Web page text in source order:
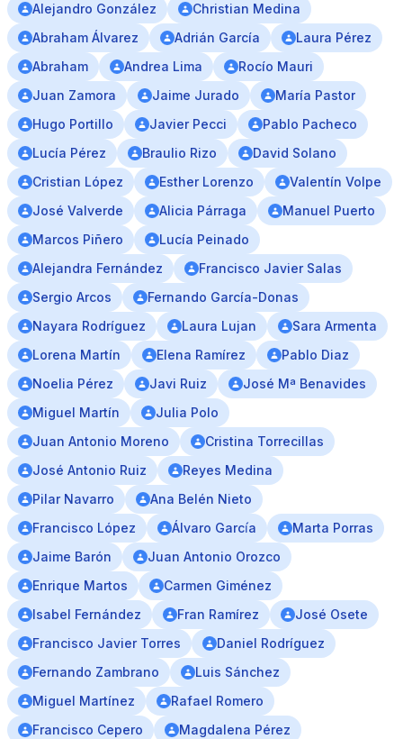
Alejandro González
Christian Medina
Abraham Álvarez
Adrián García
Laura Pérez
Abraham
Andrea Lima
Rocío Mauri
Juan Zamora
Jaime Jurado
María Pastor
Hugo Portillo
Javier Pecci
Pablo Pacheco
Lucía Pérez
Braulio Rizo
David Solano
Cristian López
Esther Lorenzo
Valentín Volpe
José Valverde
Alicia Párraga
Manuel Puerto
Marcos Piñero
Lucía Peinado
Alejandra Fernández
Francisco Javier Salas
Sergio Arcos
Fernando García-Donas
Nayara Rodríguez
Laura Lujan
Sara Armenta
Lorena Martín
Elena Ramírez
Pablo Diaz
Noelia Pérez
Javi Ruiz
José Mª Benavides
Miguel Martín
Julia Polo
Juan Antonio Moreno
Cristina Torrecillas
José Antonio Ruiz
Reyes Medina
Pilar Navarro
Ana Belén Nieto
Francisco López
Álvaro Garcı́a
Marta Porras
Jaime Barón
Juan Antonio Orozco
Enrique Martos
Carmen Giménez
Isabel Fernández
Fran Ramírez
José Osete
Francisco Javier Torres
Daniel Rodríguez
Fernando Zambrano
Luis Sánchez
Miguel Martínez
Rafael Romero
Francisco Cepero
Magdalena Pérez